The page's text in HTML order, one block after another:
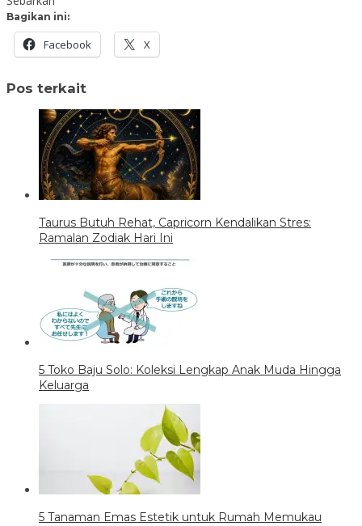
Bagikan ini:
Facebook X
Pos terkait
Taurus Butuh Rehat, Capricorn Kendalikan Stres:
Ramalan Zodiak Hari Ini
5 Toko Baju Solo: Koleksi Lengkap Anak Muda Hingga
Keluarga
5 Tanaman Emas Estetik untuk Rumah Memukau